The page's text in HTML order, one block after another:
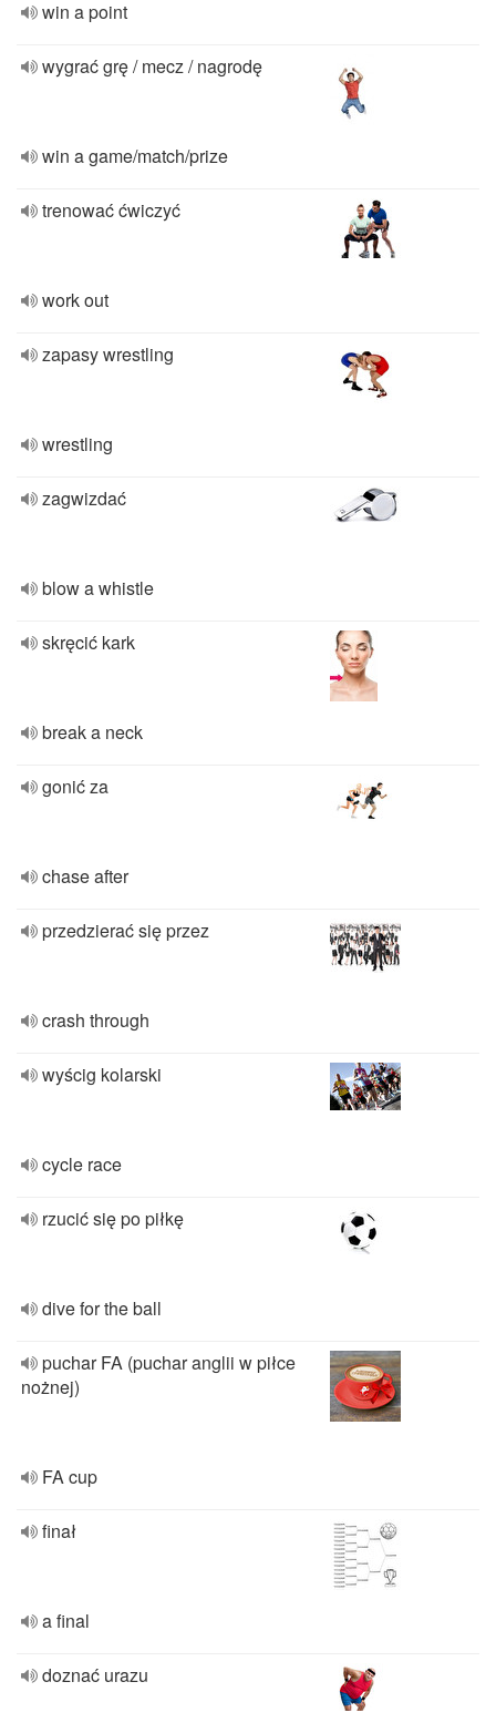
win a point
wygrać grę / mecz / nagrodę
win a game/match/prize
trenować ćwiczyć
work out
zapasy wrestling
wrestling
zagwizdać
blow a whistle
skręcić kark
break a neck
gonić za
chase after
przedzierać się przez
crash through
wyścig kolarski
cycle race
rzucić się po piłkę
dive for the ball
puchar FA (puchar anglii w piłce
nożnej)
FA cup
finał
a final
doznać urazu